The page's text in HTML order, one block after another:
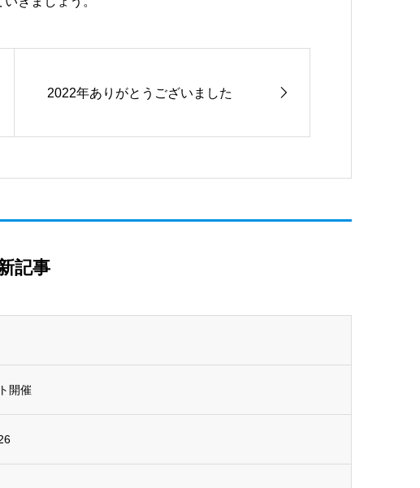
2022年ありがとうございました
記事
開催